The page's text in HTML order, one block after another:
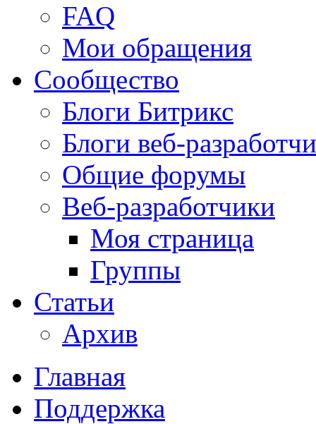
FAQ
Мои обращения
Сообщество
Блоги Битрикс
Блоги веб-
Общие форумы
Веб-разработчики
Моя страница
Группы
Статьи
Архив
Главная
Поддержка